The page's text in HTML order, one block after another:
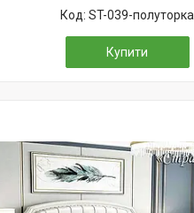
ST-039-полуторка
Купити